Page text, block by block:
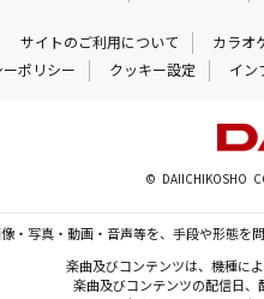
サイトのご利用について カラオ
ーポリシー クッキー設定 イン
© DAIICHIKOSHO
・写真・動画・音声等を、手段や形態
楽曲及びコンテンツは、機種に
楽曲及びコンテンツの配信日、